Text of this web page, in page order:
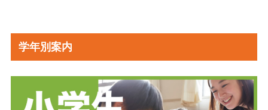
学年別案内